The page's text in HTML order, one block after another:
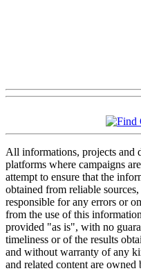
All informations, projects and
platforms where campaigns
attempt to ensure that the
obtained from reliable
responsible for any errors or
from the use of this
provided "as is", with no
timeliness or of the results
and without warranty of any
and related content are